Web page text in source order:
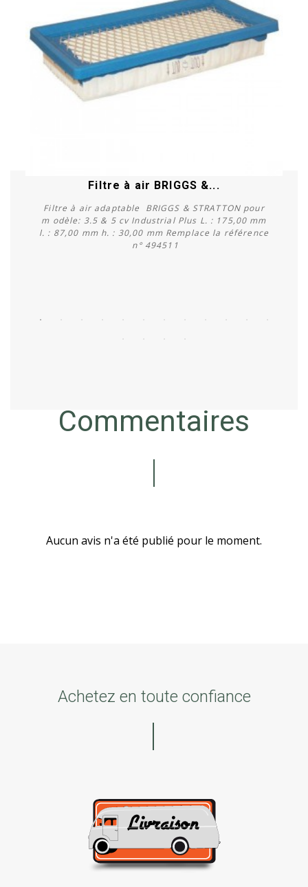
Filtre à air BRIGGS &...
Filtre à air adaptable BRIGGS & STRATTON pour
m odèle: 3.5 & 5 cv Industrial Plus L. : 175,00 mm
l. : 87,00 mm h. : 30,00 mm Remplace la référence
n° 494511
Commentaires
Aucun avis n'a été publié pour le moment.
Achetez en toute confiance